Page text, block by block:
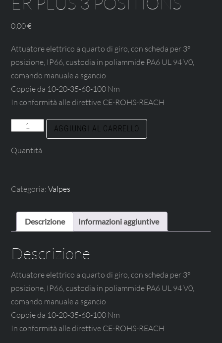
0,00€
Attuatore elettrico a quarto di giro, con scheda per 3°
posizione, IP66, custodia in poliammide PA6 UL 94 V0,
comando manuale a sgancio
Coppie da 10-20-35-60-100 Nm
In conformità alle direttive CE-ROHS-REACH
3
AGGIUNGI AL CARRELLO
Quantità
Categoria:Valpes
Descrizione Informazioni aggiuntive
Descrizione
Attuatore elettrico a quarto di giro, con scheda per 3°
posizione, IP66, custodia in poliammide PA6 UL 94 V0,
comando manuale a sgancio
Coppie da 10-20-35-60-100 Nm
In conformità alle direttive CE-ROHS-REACH